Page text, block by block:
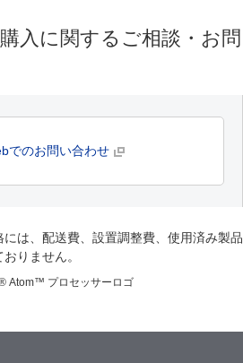
入に関するご相談・お問
でのお問い合わせ
は、配送費、設置調整費、使用済み製品
りません。